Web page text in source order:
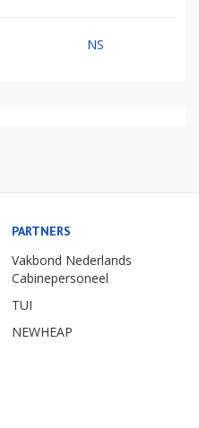
NS
PARTNERS
Vakbond Nederlands
Cabinepersoneel
TUI
NEWHEAP